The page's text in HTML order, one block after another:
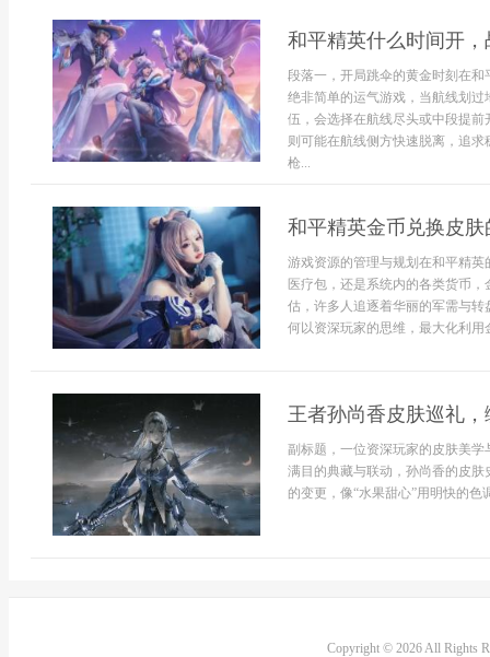
和平精英什么时间开
段落一，开局跳伞的黄金时刻在
绝非简单的运气游戏，当航线划
伍，会选择在航线尽头或中段提
则可能在航线侧方快速脱离，追
枪...
和平精英金币兑换皮
游戏资源的管理与规划在和平精
医疗包，还是系统内的各类货币
估，许多人追逐着华丽的军需与
何以资深玩家的思维，最大化利用
王者孙尚香皮肤巡礼
副标题，一位资深玩家的皮肤美
满目的典藏与联动，孙尚香的皮
的变更，像“水果甜心”用明快的色
Copyright © 2026 All Rights